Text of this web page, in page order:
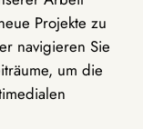
Projekte zu
navigieren Sie
um die